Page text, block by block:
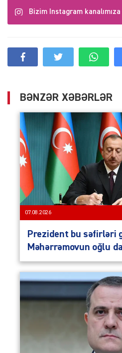
Bizim Instagram
BƏNZƏR XƏBƏRLƏR
07.08.2026
Prezident bu səfirləri
Məhərrəmovun oğlu